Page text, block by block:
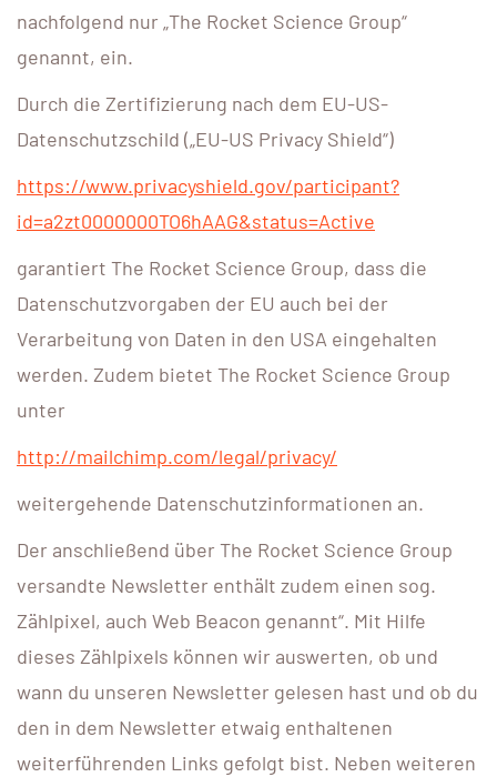
nachfolgend nur „The Rocket Science Group“
genannt, ein.
Durch die Zertifizierung nach dem EU-US-
Datenschutzschild („EU-US Privacy Shield“)
https://www.privacyshield.gov/participant?
id=a2zt0000000TO6hAAG&status=Active
garantiert The Rocket Science Group, dass die
Datenschutzvorgaben der EU auch bei der
Verarbeitung von Daten in den USA eingehalten
werden. Zudem bietet The Rocket Science Group
unter
http://mailchimp.com/legal/privacy/
weitergehende Datenschutzinformationen an.
Der anschließend über The Rocket Science Group
versandte Newsletter enthält zudem einen sog.
Zählpixel, auch Web Beacon genannt“. Mit Hilfe
dieses Zählpixels können wir auswerten, ob und
wann du unseren Newsletter gelesen hast und ob du
den in dem Newsletter etwaig enthaltenen
weiterführenden Links gefolgt bist. Neben weiteren